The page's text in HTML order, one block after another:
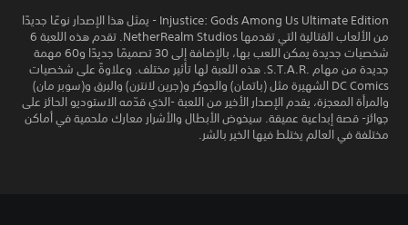
Injustice: Gods Among Us Ultimate Edition - يمثل هذا الإصدار نوعًا جديدًا
من الألعاب القتالية التي تقدمها NetherRealm Studios. تقدم هذه اللعبة 6
شخصيات جديدة يمكن اللعب بها، بالإضافة إلى 30 تصميمًا جديدًا و60 مهمة
جديدة من مهام S.T.A.R.‎. هذه اللعبة لها تأثير مختلف. وعلاوةً على شخصيات
DC Comics الشهيرة مثل (باتمان) والجوكر و(جرين لانترن) والبرق و(سوبر مان)
والمرأة المعجزة، يقدم الإصدار الأخير من اللعبة -الذي قدّمه الاستوديو الحائز على
جوائز- قصة إبداعية عميقة. سيخوض الأبطال والأشرار معارك ملحمية في أماكن
مختلفة في العالم يختلط فيها الخير بالشر.